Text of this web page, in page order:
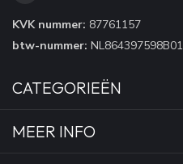
KVK nummer: 87761157
btw-nummer: NL864397598B01
CATEGORIEËN
MEER INFO